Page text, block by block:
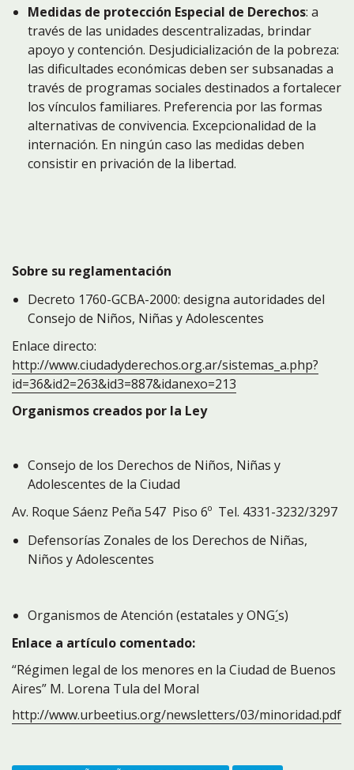
Medidas de protección Especial de Derechos: a
través de las unidades descentralizadas, brindar
apoyo y contención. Desjudicialización de la pobreza:
las dificultades económicas deben ser subsanadas a
través de programas sociales destinados a fortalecer
los vínculos familiares. Preferencia por las formas
alternativas de convivencia. Excepcionalidad de la
internación. En ningún caso las medidas deben
consistir en privación de la libertad.
Sobre su reglamentación
Decreto 1760-GCBA-2000: designa autoridades del
Consejo de Niños, Niñas y Adolescentes
Enlace directo:
http://www.ciudadyderechos.org.ar/sistemas_a.php?
id=36&id2=263&id3=887&idanexo=213
Organismos creados por la Ley
Consejo de los Derechos de Niños, Niñas y
Adolescentes de la Ciudad
Av. Roque Sáenz Peña 547 Piso 6º Tel. 4331-3232/3297
Defensorías Zonales de los Derechos de Niñas,
Niños y Adolescentes
Organismos de Atención (estatales y ONG´s)
Enlace a artículo comentado:
“Régimen legal de los menores en la Ciudad de Buenos
Aires” M. Lorena Tula del Moral
http://www.urbeetius.org/newsletters/03/minoridad.pdf